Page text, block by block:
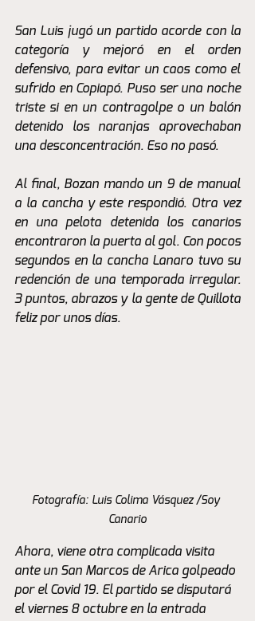
San Luis jugó un partido acorde con la
categoría y mejoró en el orden
defensivo, para evitar un caos como el
sufrido en Copiapó. Puso ser una noche
triste si en un contragolpe o un balón
detenido los naranjas aprovechaban
una desconcentración. Eso no pasó.
Al final, Bozan mando un 9 de manual
a la cancha y este respondió. Otra vez
en una pelota detenida los canarios
encontraron la puerta al gol. Con pocos
segundos en la cancha Lanaro tuvo su
redención de una temporada irregular.
3 puntos, abrazos y la gente de Quillota
feliz por unos días.
Fotografía: Luis Colima Vásquez /Soy
Canario
Ahora, viene otra complicada visita
ante un San Marcos de Arica golpeado
por el Covid 19. El partido se disputará
el viernes 8 octubre en la entrada